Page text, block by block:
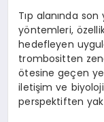
Tıp alanında
yöntemleri,
hedefleyen
trombositten
ötesine geçen
iletişim ve
perspektiften